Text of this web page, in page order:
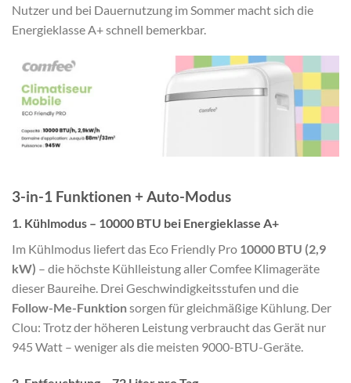
Nutzer und bei Dauernutzung im Sommer macht sich die
Energieklasse A+ schnell bemerkbar.
3-in-1 Funktionen + Auto-Modus
1. Kühlmodus – 10000 BTU bei Energieklasse A+
Im Kühlmodus liefert das Eco Friendly Pro 10000 BTU (2,9
kW) – die höchste Kühlleistung aller Comfee Klimageräte
dieser Baureihe. Drei Geschwindigkeitsstufen und die
Follow-Me-Funktionsorgen für gleichmäßige Kühlung. Der
Clou: Trotz der höheren Leistung verbraucht das Gerät nur
945 Watt – weniger als die meisten 9000-BTU-Geräte.